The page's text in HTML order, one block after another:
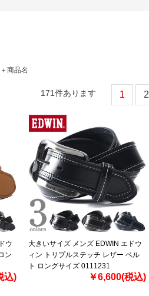
商品名
171件あります 1 2
ウ
ン
込)
大きいサイズ メンズ EDWIN エドウ
ィン トリプルステッチ レザー ベル
ト ロングサイズ 0111231
￥6,600(税込)